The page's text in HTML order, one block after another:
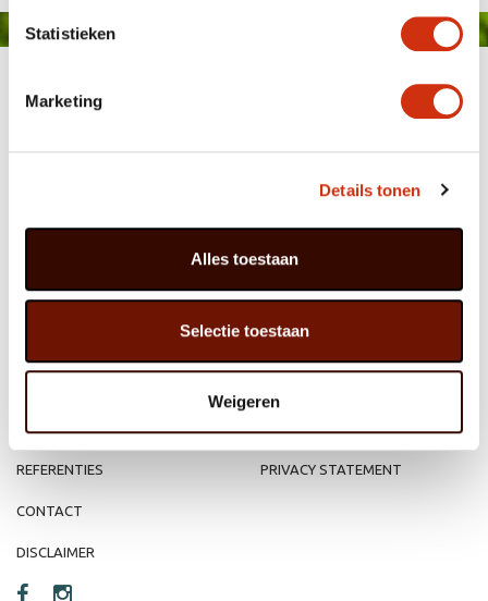
Statistieken
Marketing
Details tonen
Alles toestaan
Selectie toestaan
Weigeren
MEMBER OFWBEGROUP
PRODUCTEN
REFERENTIES PRIVACY STATEMENT
CONTACT
DISCLAIMER